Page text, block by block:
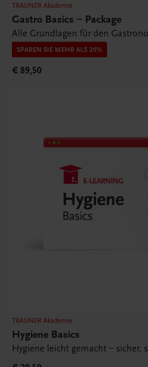
TRAUNER Akademie
Gastro Basics – Package
Alle Grundlagen für den
SPAREN SIE MEHR ALS 20%
€ 89,50
TRAUNER Akademie
Hygiene Basics
Hygiene leicht gemacht – sicher,